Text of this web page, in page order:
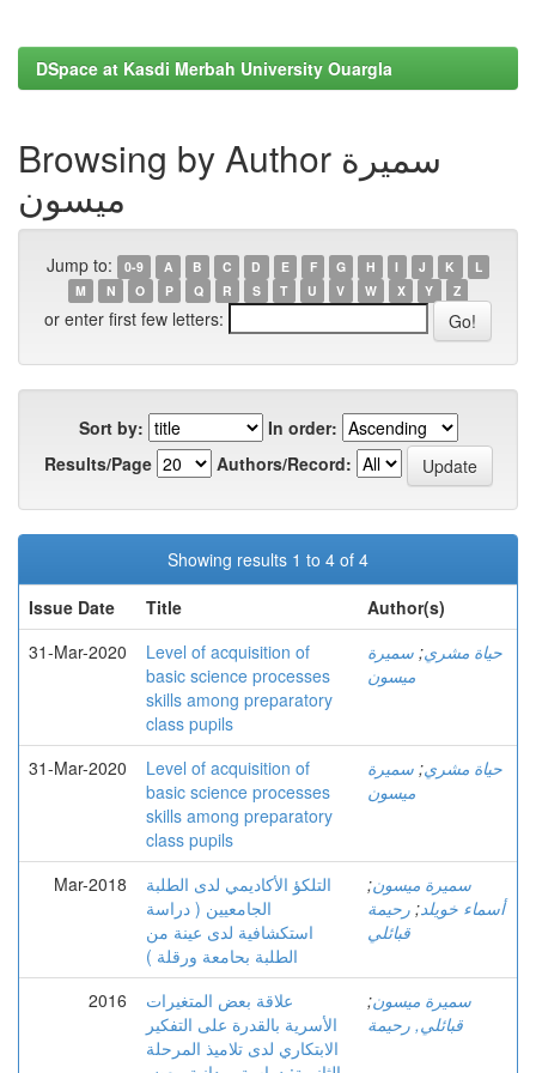
DSpace at Kasdi Merbah University Ouargla
Browsing by Author سميرة
ميسون
Jump to: 0-9 A B C D E F G H I J K
L
M
N O P Q R S T U V W X Y Z
or enter first few letters:
Sort by:
In order:
Results/Page
Authors/Record:
Showing results 1 to 4 of 4
Issue Date
Title
Author(s)
31-Mar-2020
Level of acquisition of
basic science processes
skills among preparatory
class pupils
حياة مشري; سميرة
ميسون
31-Mar-2020
Level of acquisition of
basic science processes
skills among preparatory
class pupils
حياة مشري; سميرة
ميسون
Mar-2018
التلكؤ الأكاديمي لدى الطلبة
الجامعيين ( دراسة
استكشافية لدى عينة من
الطلبة بحامعة ورقلة )
سميرة ميسون;
أسماء خويلد; رحيمة
قبائلي
2016
علاقة بعض المتغيرات
الأسرية بالقدرة على التفكير
الابتكاري لدى تلاميذ المرحلة
سميرة ميسون;
قبائلي, رحيمة